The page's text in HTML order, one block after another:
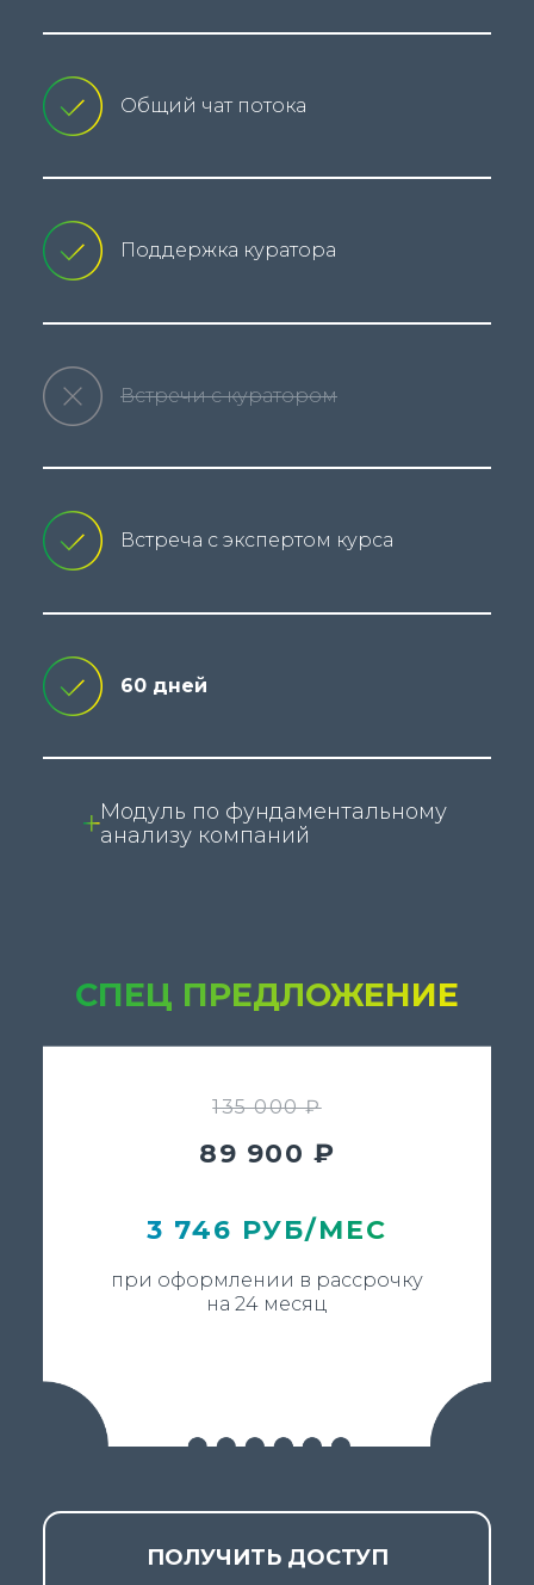
Общий чат потока
Поддержка куратора
Встречи с куратором
Встреча с экспертом курса
60 дней
Модуль по фундаментальному
анализу компаний
СПЕЦ ПРЕДЛОЖЕНИЕ
135 000 ₽
89 900 ₽
3 746 РУБ/МЕС
при оформлении в рассрочку
на 24 месяц
ПОЛУЧИТЬ ДОСТУП